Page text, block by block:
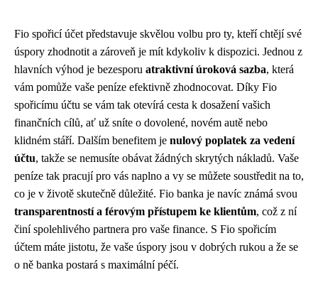
Fio spořicí účet představuje skvělou volbu pro ty, kteří chtějí své
úspory zhodnotit a zároveň je mít kdykoliv k dispozici. Jednou z
hlavních výhod je bezesporu atraktivní úroková sazba, která
vám pomůže vaše peníze efektivně zhodnocovat. Díky Fio
spořicímu účtu se vám tak otevírá cesta k dosažení vašich
finančních cílů, ať už sníte o dovolené, novém autě nebo
klidném stáří. Dalším benefitem je nulový poplatek za vedení
účtu, takže se nemusíte obávat žádných skrytých nákladů. Vaše
peníze tak pracují pro vás naplno a vy se můžete soustředit na to,
co je v životě skutečně důležité. Fio banka je navíc známá svou
transparentností a férovým přístupem ke klientům, což z ní
činí spolehlivého partnera pro vaše finance. S Fio spořicím
účtem máte jistotu, že vaše úspory jsou v dobrých rukou a že se
o ně banka postará s maximální péčí.